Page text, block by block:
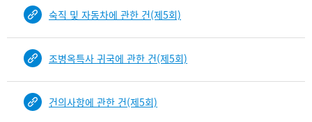
숙직 및 자동차에 관한 건(제5회)
조병옥특사 귀국에 관한 건(제5회)
건의사항에 관한 건(제5회)